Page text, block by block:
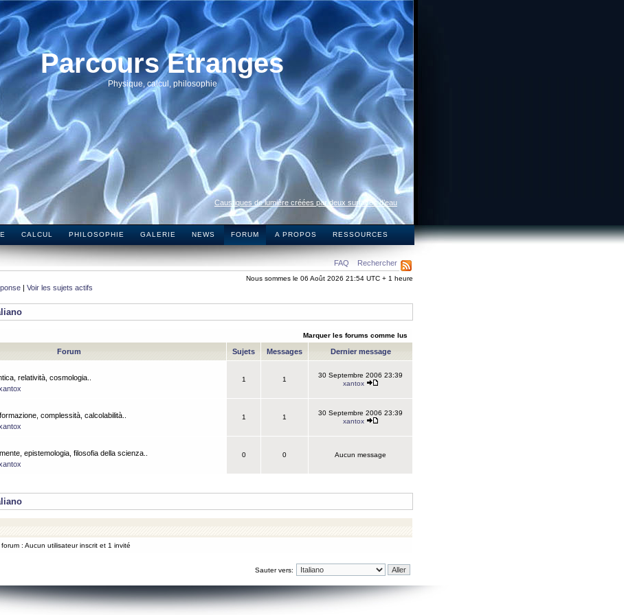
Parcours Etranges
Physique, calcul, philosophie
Caustiques de lumière créées par deux surfaces d’eau
CALCUL PHILOSOPHIE GALERIE NEWS FORUM A PROPOS RESSOURCES
FAQ Rechercher
Nous sommes le 06 Août 2026 21:54 UTC + 1 heure
| Voir les sujets actifs
Marquer les forums comme lus
Forum Sujets Messages Dernier message
relatività, cosmologia..
1 1
30 Septembre 2006 23:39
xantox
complessità, calcolabilità..
1 1
30 Septembre 2006 23:39
xantox
epistemologia, filosofia della scienza..
0 0 Aucun message
: Aucun utilisateur inscrit et 1 invité
Sauter vers: